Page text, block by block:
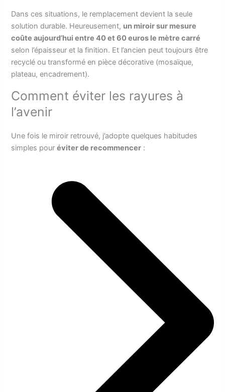
Dans ces situations, le remplacement devient la seule
solution durable. Heureusement, un miroir sur mesure
coûte aujourd’hui entre 40 et 60 euros le mètre carré
selon l’épaisseur et la finition. Et l’ancien peut toujours être
recyclé ou transformé en pièce décorative (mosaïque,
plateau, encadrement).
Comment éviter les rayures à
l’avenir
Une fois le miroir retrouvé, j’adopte quelques habitudes
simples pouréviter de recommencer :